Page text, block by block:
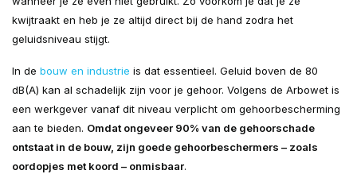
kwijtraakt en heb je ze altijd direct bij de hand zodra het
geluidsniveau stijgt.
In de bouw en industrie is dat essentieel. Geluid boven de 80
dB(A) kan al schadelijk zijn voor je gehoor. Volgens de Arbowet is
een werkgever vanaf dit niveau verplicht om gehoorbescherming
aan te bieden. Omdat ongeveer 90% van de gehoorschade
ontstaat in de bouw, zijn goede gehoorbeschermers – zoals
oordopjes met koord – onmisbaar.